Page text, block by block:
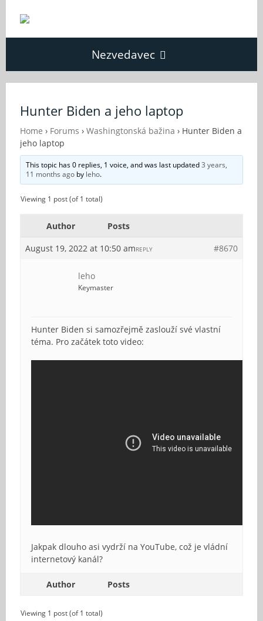
Nezvedavec
Fórum
O Nezvědavci
Hunter Biden a jeho laptop
Home › Forums › Washingtonská bažina › Hunter Biden a
jeho laptop
This topic has 0 replies, 1 voice, and was last updated3 years,
11 months ago by leho.
Viewing 1 post (of 1 total)
Author
Posts
August 19, 2022 at 10:50 am
#8670
REPLY
leho
Keymaster
Hunter Biden si samozřejmě zaslouží své vlastní
téma. Pro začátek toto video:
Jakpak dlouho asi vydrží na YouTube, což je vládní
internetový kanál?
Author Posts
Viewing 1 post (of 1 total)